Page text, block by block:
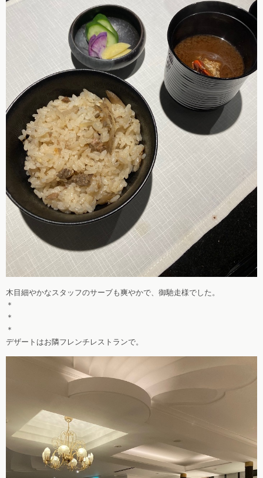
木目細やかなスタッフのサーブも爽やかで、御馳走様でした。
＊
＊
＊
デザートはお隣フレンチレストランで。